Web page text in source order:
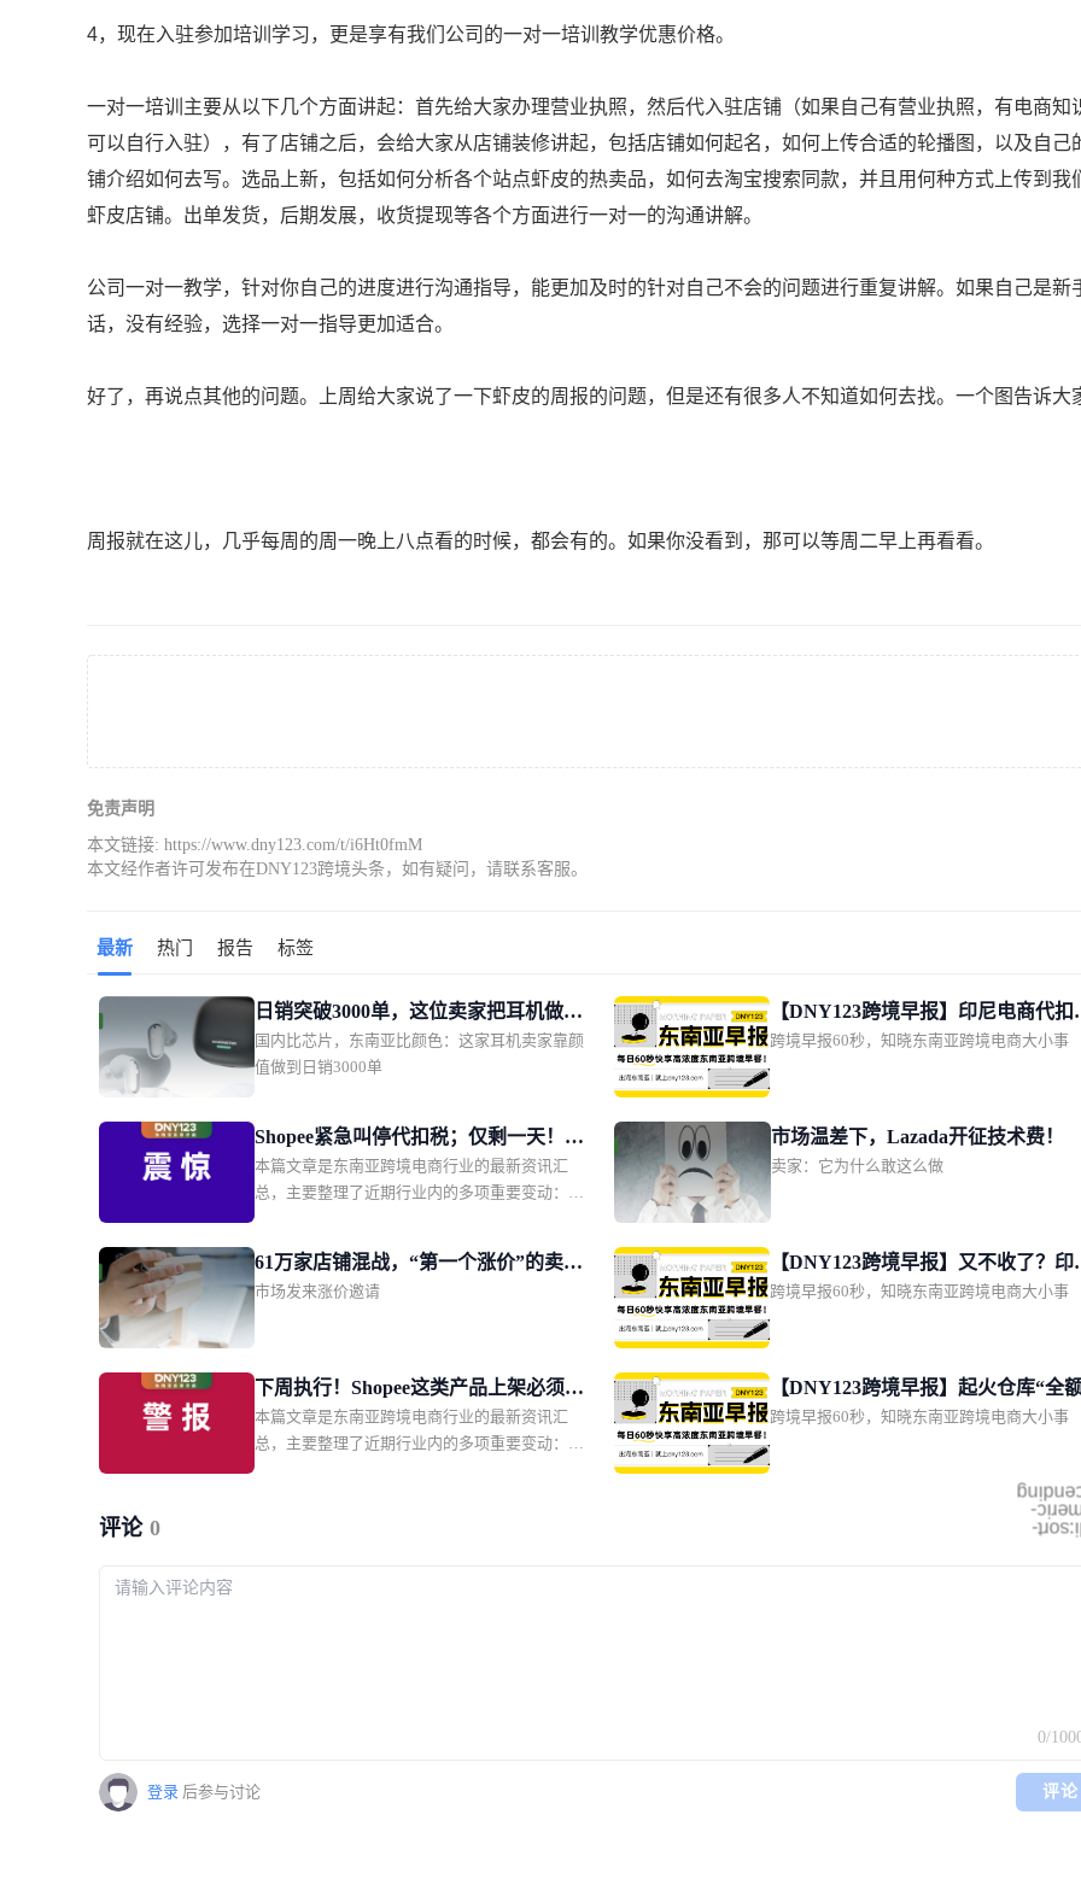
4，现在入驻参加培训学习，更是享有我们公司的一对一培训教学优惠价格。
一对一培训主要从以下几个方面讲起：首先给大家办理营业执照，然后代入驻店铺（如果自己有营业执照，有电商知
可以自行入驻），有了店铺之后，会给大家从店铺装修讲起，包括店铺如何起名，如何上传合适的轮播图，以及自己
铺介绍如何去写。选品上新，包括如何分析各个站点虾皮的热卖品，如何去淘宝搜索同款，并且用何种方式上传到我
虾皮店铺。出单发货，后期发展，收货提现等各个方面进行一对一的沟通讲解。
公司一对一教学，针对你自己的进度进行沟通指导，能更加及时的针对自己不会的问题进行重复讲解。如果自己是新
话，没有经验，选择一对一指导更加适合。
好了，再说点其他的问题。上周给大家说了一下虾皮的周报的问题，但是还有很多人不知道如何去找。一个图告诉大
周报就在这儿，几乎每周的周一晚上八点看的时候，都会有的。如果你没看到，那可以等周二早上再看看。
免责声明
本文链接: https://www.dny123.com/t/i6Ht0fmM
本文经作者许可发布在DNY123跨境头条，如有疑问，请联系客服。
最新 热门 报告 标签
日销突破3000单，这位卖家把耳机做成
了东南亚年轻人的时尚单品
国内比芯片，东南亚比颜色：这家耳机卖家靠颜
值做到日销3000单
【DNY123跨境早报】印尼电商代扣
改期11月1日；TikTok Shop推动印尼
跨境早报60秒，知晓东南亚跨境电商大小事
Shopee紧急叫停代扣税；仅剩一天！两
大平台被点名全面下架这款产品；
Shopee新增两大硬核权益
本篇文章是东南亚跨境电商行业的最新资讯汇
总，主要整理了近期行业内的多项重要变动：包
税；Shopee 越南站点升级商城、优选及优选 + 店
铺权益；越南监管部门要求 Shopee、Lazada 两
获两批申报不实的走私烟花爆竹等区域监管动态
与行业事件。国内机票燃油费再调低据央视新闻
报道，8月5日起国内航线机票燃油附加费再次下
市场温差下，Lazada开征技术费！
卖家：它为什么敢这么做
61万家店铺混战，“第一个涨价”的卖家
瓜分万亿蛋糕
市场发来涨价邀请
【DNY123跨境早报】又不收了？印
再次推迟电商代扣税；泰国电商规模
跨境早报60秒，知晓东南亚跨境电商大小事
下周执行！Shopee这类产品上架必须双
证；Lazada突增禁运品类；越南强制卖
家主播实名认证
本篇文章是东南亚跨境电商行业的最新资讯汇
总，主要整理了近期行业内的多项重要变动：包
【DNY123跨境早报】起火仓库“全
保”！物流企业硬气回应；马尼拉拦截
跨境早报60秒，知晓东南亚跨境电商大小事
评论 0
0/
登录 后参与讨论 评论